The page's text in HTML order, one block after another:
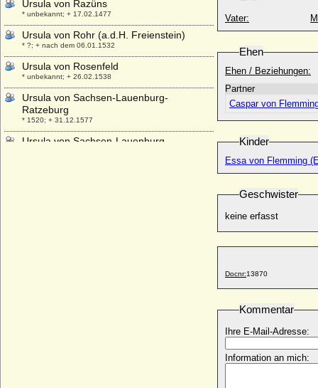
Vater:
Ehen
Ehen / Beziehungen:
Partner
Caspar von
Kinder
Essa von Flemming
Geschwister
keine erfasst
Docnr:13870
Kommentar
Ihre E-Mail-Adresse:
Information an mich:
Ursula von Razüns
* unbekannt; + 17.02.1477
Ursula von Rohr (a.d.H. Freienstein)
* ?; + nach dem 06.01.1532
Ursula von Rosenfeld
* unbekannt; + 26.02.1538
Ursula von Sachsen-Lauenburg-
Ratzeburg
* 1520; + 31.12.1577
Ursula von Sachsen-Lauenburg-